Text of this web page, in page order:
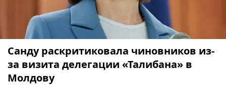
Санду раскритиковала чиновников из-
за визита делегации «Талибана» в
Молдову